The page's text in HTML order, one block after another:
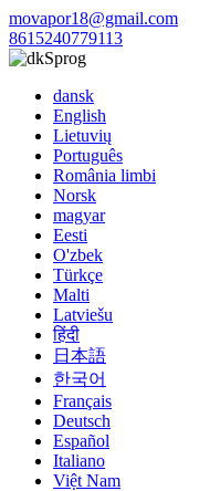
movapor18@gmail.com
8615240779113
Sprog
dansk
English
Lietuvių
Português
România limbi
Norsk
magyar
Eesti
O'zbek
Türkçe
Malti
Latviešu
हिंदी
日本語
한국어
Français
Deutsch
Español
Italiano
Việt Nam